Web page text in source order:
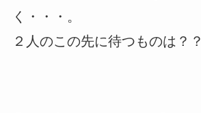
く・・・。
２人のこの先に待つものは？？